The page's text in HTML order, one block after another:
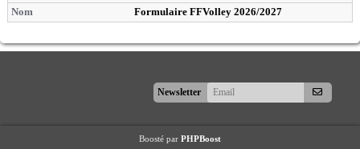
Formulaire FFVolley 2026/2027
Newsletter
Boosté par PHPBoost